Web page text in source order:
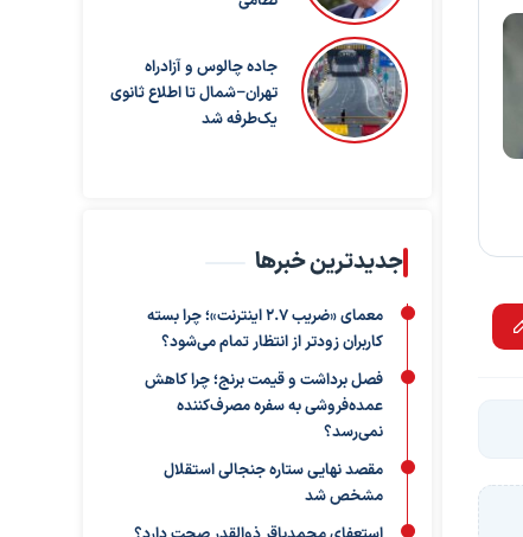
جاده چالوس و آزادراه
تهران–شمال تا اطلاع ثانوی
یک‌طرفه شد
جدیدترین خبرها
معمای «ضریب ۲.۷ اینترنت»؛ چرا بسته
کاربران زودتر از انتظار تمام می‌شود؟
فصل برداشت و قیمت برنج؛ چرا کاهش
عمده‌فروشی به سفره مصرف‌کننده
نمی‌رسد؟
مقصد نهایی ستاره جنجالی استقلال
مشخص شد